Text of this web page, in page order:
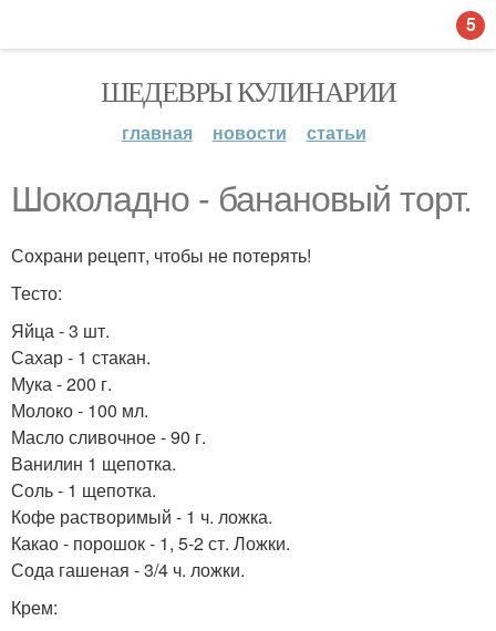
ШЕДЕВРЫ КУЛИНАРИИ
главная новости статьи
Шоколадно - банановый торт.
Сохрани рецепт, чтобы не потерять!
Тесто:
Яйца - 3 шт.
Сахар - 1 стакан.
Мука - 200 г.
Молоко - 100 мл.
Масло сливочное - 90 г.
Ванилин 1 щепотка.
Соль - 1 щепотка.
Кофе растворимый - 1 ч. ложка.
Какао - порошок - 1, 5-2 ст. Ложки.
Сода гашеная - 3/4 ч. ложки.
Крем:
5